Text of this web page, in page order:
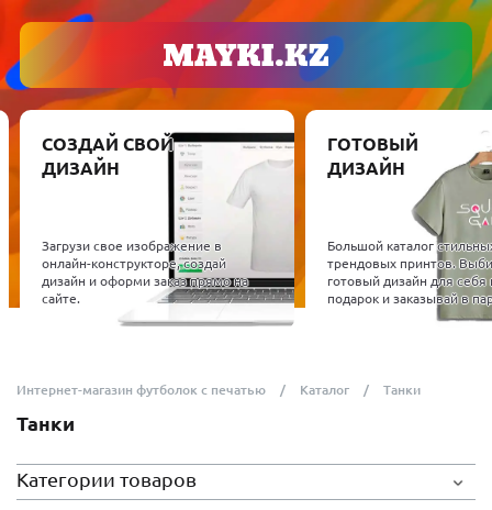
СОЗДАЙ СВОЙ
ДИЗАЙН
Загрузи свое изображение в
онлайн-конструкторе, создай
дизайн и оформи заказ прямо на
сайте.
ГОТОВЫЙ
ДИЗАЙН
Большой каталог
трендовых принтов.
готовый дизайн для себя
подарок и заказывай в
Интернет-магазин футболок с печатью Каталог Танки
Танки
Категории товаров